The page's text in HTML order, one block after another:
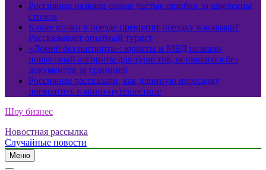
Россиянам назвали самые частые ошибки за шведским
столом
Какие полки в поезде превратят поездку в кошмар?
Рассказывает опытный турист
«Домой без паспорта»: юристы и МВД назвали
пошаговый алгоритм для туристов, оставшихся без
документов за границей
Россиянам рассказали, как длинную пересадку
превратить в мини-путешествие
Шоу бизнес
Новостная рассылка
Случайные новости
Меню